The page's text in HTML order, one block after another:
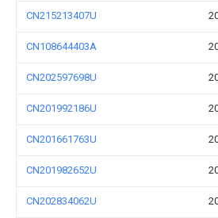
CN215213407U
CN108644403A
CN202597698U
CN201992186U
CN201661763U
CN201982652U
CN202834062U